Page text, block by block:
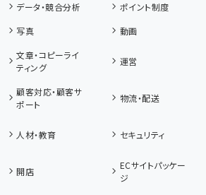
データ・競合分析
ポイント制度
写真 動画
文章・コピーライ
ティング
運営
顧客対応・顧客サ
ポート
物流・配送
人材・教育 セキュリティ
開店
ECサイトパッケー
ジ